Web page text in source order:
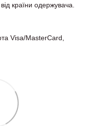
країни одержувача.
Visa/MasterCard,